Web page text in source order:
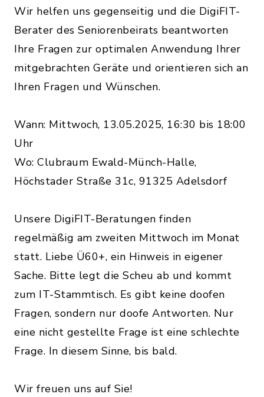
Wir helfen uns gegenseitig und die DigiFIT-
Berater des Seniorenbeirats beantworten
Ihre Fragen zur optimalen Anwendung Ihrer
mitgebrachten Geräte und orientieren sich an
Ihren Fragen und Wünschen.
Wann: Mittwoch, 13.05.2025, 16:30 bis 18:00
Uhr
Wo: Clubraum Ewald-Münch-Halle,
Höchstader Straße 31c, 91325 Adelsdorf
Unsere DigiFIT-Beratungen finden
regelmäßig am zweiten Mittwoch im Monat
statt. Liebe Ü60+, ein Hinweis in eigener
Sache. Bitte legt die Scheu ab und kommt
zum IT-Stammtisch. Es gibt keine doofen
Fragen, sondern nur doofe Antworten. Nur
eine nicht gestellte Frage ist eine schlechte
Frage. In diesem Sinne, bis bald.
Wir freuen uns auf Sie!